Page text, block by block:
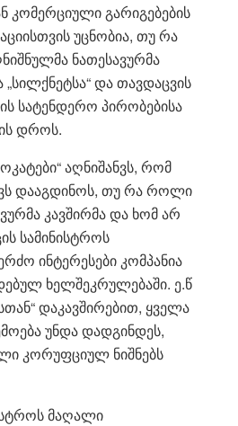
კომერციული გარიგებების
უცნობია, თუ რა
ნათესავურმა
„სილქნეტსა“ და თავდაცვის
სატენდერო პირობებისა
დროს.
აღნიშანვს, რომ
დააგდინოს, თუ რა როლი
კავშირმა და ხომ არ
სამინისტროს
ინტერესები კომპანია
ხელშეკრულებაში. ე.წ
დაკავშირებით, ყველა
უნდა დადგინდეს,
კორუფციულ ნიშნებს
მაღალი